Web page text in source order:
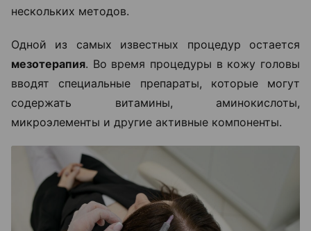
нескольких методов.
Одной из самых известных процедур остается
мезотерапия. Во время процедуры в кожу головы
вводят специальные препараты, которые могут
содержать витамины, аминокислоты,
микроэлементы и другие активные компоненты.